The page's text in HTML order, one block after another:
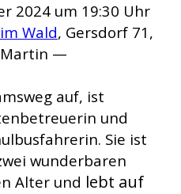
2024 um 19:30 Uhr
Wald, Gersdorf 71,
Martin —
auf, ist
und
Sie ist
wunderbaren
Alter und lebt auf